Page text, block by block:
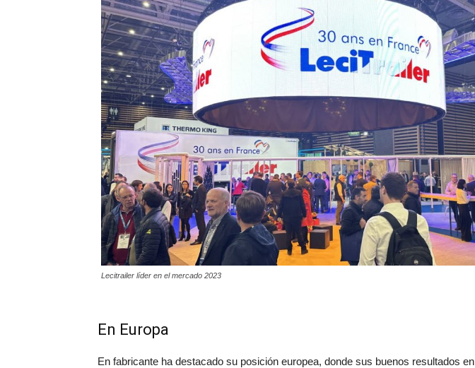
Lecitrailer líder en el mercado 2023
En Europa
En fabricante ha destacado su posición europea, donde sus buenos resultados en